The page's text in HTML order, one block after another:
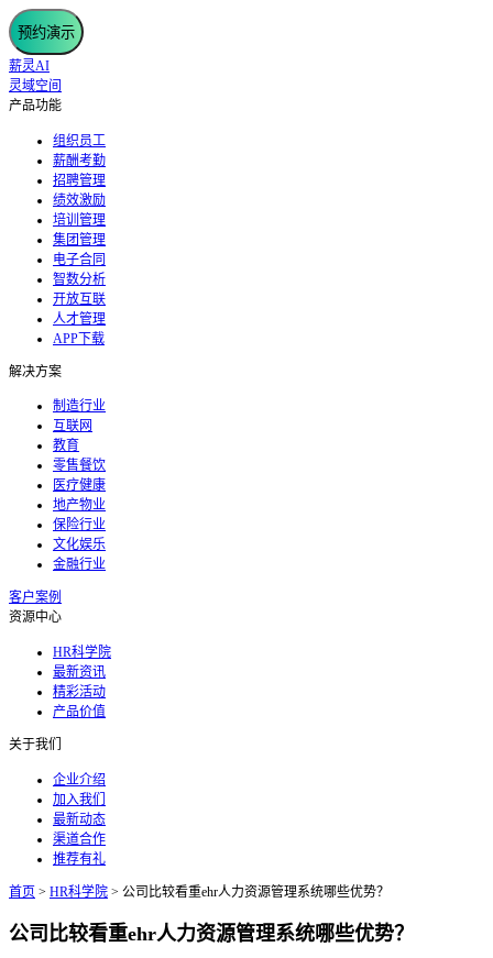
预约演示
薪灵AI
灵域空间
产品功能
组织员工
薪酬考勤
招聘管理
绩效激励
培训管理
集团管理
电子合同
智数分析
开放互联
人才管理
APP下载
解决方案
制造行业
互联网
教育
零售餐饮
医疗健康
地产物业
保险行业
文化娱乐
金融行业
客户案例
资源中心
HR科学院
最新资讯
精彩活动
产品价值
关于我们
企业介绍
加入我们
最新动态
渠道合作
推荐有礼
首页 > HR科学院 > 公司比较看重ehr人力资源管理系统哪些优势？
公司比较看重ehr人力资源管理系统哪些优势？